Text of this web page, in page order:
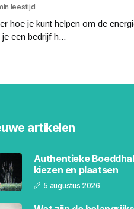
leestijd
hoe je kunt helpen om de
een bedrijf h...
artikelen
Authentieke
kiezen en plaatsen
5 augustus 2026